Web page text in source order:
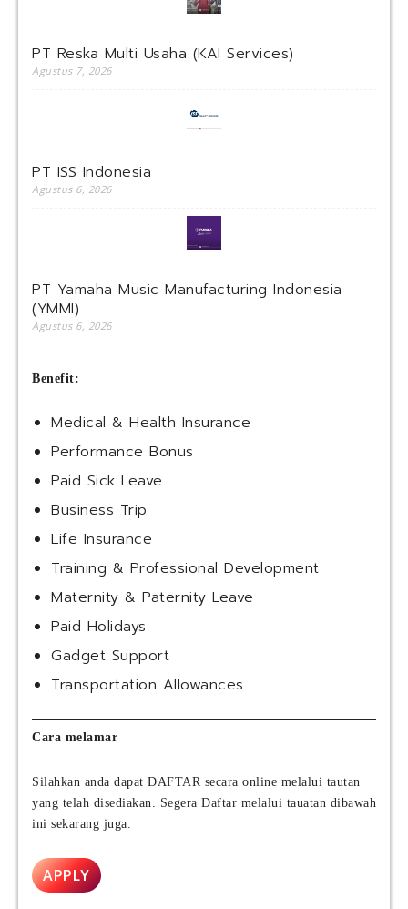
PT Reska Multi Usaha (KAI Services)
Agustus 7, 2026
PT ISS Indonesia
Agustus 6, 2026
PT Yamaha Music Manufacturing Indonesia
(YMMI)
Agustus 6, 2026
Benefit:
Medical & Health Insurance
Performance Bonus
Paid Sick Leave
Business Trip
Life Insurance
Training & Professional Development
Maternity & Paternity Leave
Paid Holidays
Gadget Support
Transportation Allowances
Cara melamar
Silahkan anda dapat DAFTAR secara online melalui tautan
yang telah disediakan. Segera Daftar melalui tauatan dibawah
ini sekarang juga.
APPLY